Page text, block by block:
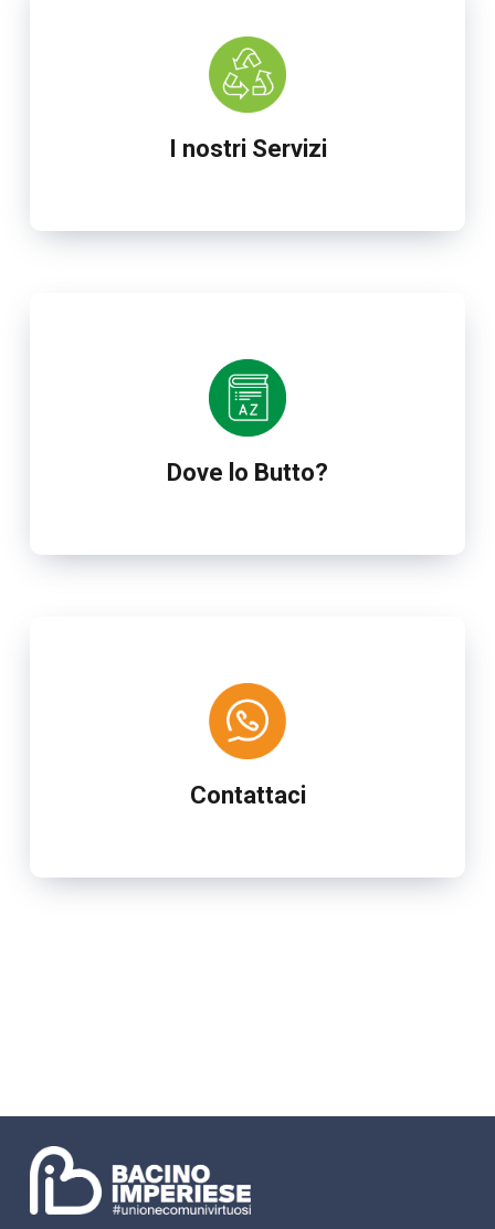
I nostri Servizi
Dove lo Butto?
Contattaci